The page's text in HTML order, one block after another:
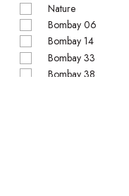
Nature
Bombay 06
Bombay 14
Bombay 33
Bombay 38